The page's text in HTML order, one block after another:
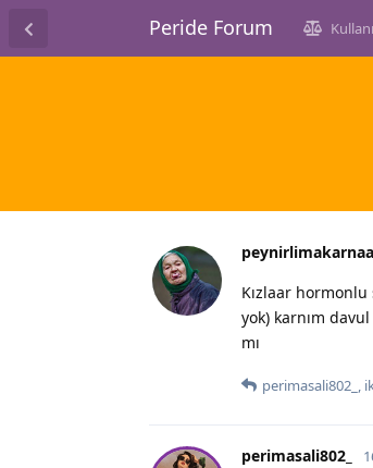
Peride Forum
peynirlimakarnaa
Kızlaar
yok) karnım
mı
perimasali802_ ,
perimasali802_